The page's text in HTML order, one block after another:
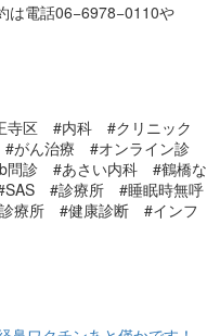
は電話06−6978−0110や
区 #内科 #クリニック
がん治療 #オンライン診
診 #あさい内科 #鶴橋な
#診療所 #睡眠時無呼
療所 #健康診断 #インフ